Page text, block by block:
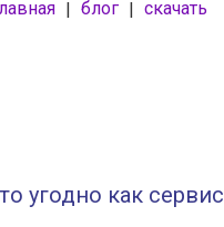
| блог | скачать
угодно как сервис